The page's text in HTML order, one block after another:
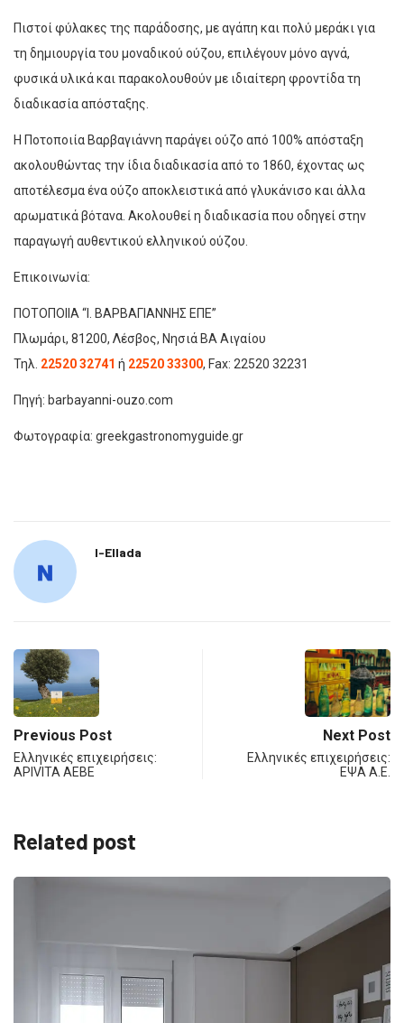
Πιστοί φύλακες της παράδοσης, με αγάπη και πολύ μεράκι για
τη δημιουργία του μοναδικού ούζου, επιλέγουν μόνο αγνά,
φυσικά υλικά και παρακολουθούν με ιδιαίτερη φροντίδα τη
διαδικασία απόσταξης.
Η Ποτοποιία Βαρβαγιάννη παράγει ούζο από 100% απόσταξη
ακολουθώντας την ίδια διαδικασία από το 1860, έχοντας ως
αποτέλεσμα ένα ούζο αποκλειστικά από γλυκάνισο και άλλα
αρωματικά βότανα. Ακολουθεί η διαδικασία που οδηγεί στην
παραγωγή αυθεντικού ελληνικού ούζου.
Επικοινωνία:
ΠΟΤΟΠΟΙΙΑ “Ι. ΒΑΡΒΑΓΙΑΝΝΗΣ ΕΠΕ”
Πλωμάρι, 81200, Λέσβος, Νησιά ΒΑ Αιγαίου
Τηλ. 22520 32741 ή 22520 33300, Fax: 22520 32231
Πηγή: barbayanni-ouzo.com
Φωτογραφία: greekgastronomyguide.gr
I-Ellada
Previous Post
Ελληνικές επιχειρήσεις:
APIVITA AEBE
Next Post
Ελληνικές επιχειρήσεις:
ΕΨΑ Α.Ε.
Related post